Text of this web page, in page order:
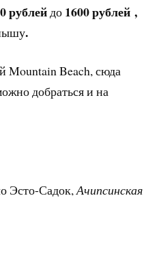
рублейдо 1600 рублей ,
.
Mountain Beach, сюда
добраться и на
Эсто-Садок,Ачипсинская